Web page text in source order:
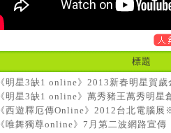
標題
《明星3缺1 online》2013新春明星賀
《明星3缺1 online》萬秀豬王萬秀明星
《西遊釋厄傳Online》2012台北電腦
《唯舞獨尊online》7月第二波網路宣傳